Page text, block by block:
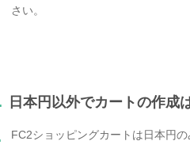
さい。
日本円以外でカートの作成
FC2ショッピングカートは日本円の